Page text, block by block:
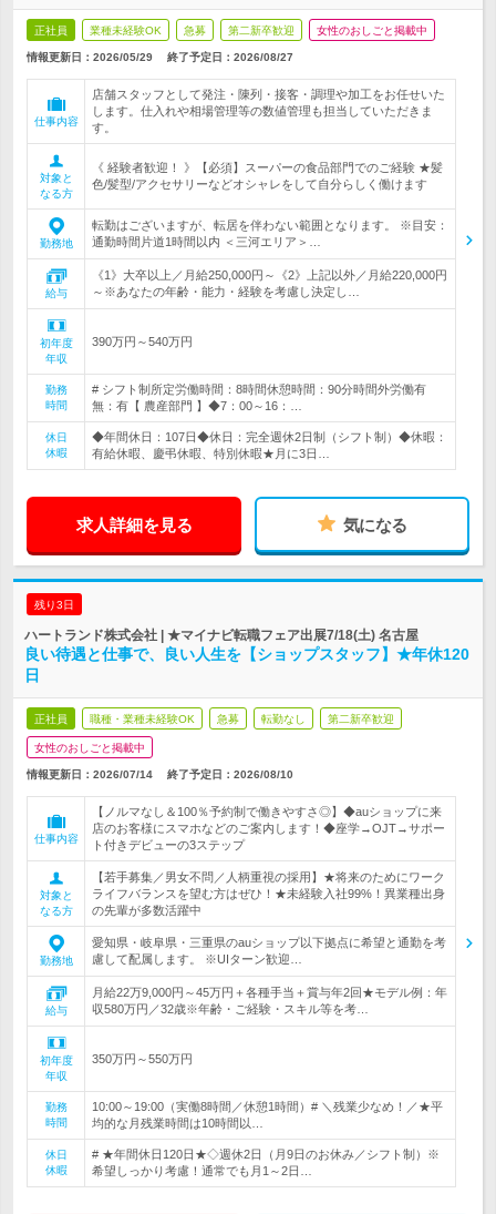
正社員 業種未経験OK 急募 第二新卒歓迎 女性のおしごと掲載中
情報更新日：2026/05/29 終了予定日： 2026/08/27
仕事内容
店舗スタッフとして発注・陳列・接客・調理や加工をお任せいた
します。仕入れや相場管理等の数値管理も担当していただきま
す。
対象と
なる方
《 経験者歓迎！ 》【必須】スーパーの食品部門でのご経験 ★髪
色/髪型/アクセサリーなどオシャレをして自分らしく働けます
勤務地
転勤はございますが、転居を伴わない範囲となります。 ※目安：
通勤時間片道1時間以内 ＜三河エリア＞…
給与
《1》大卒以上／月給250,000円～《2》上記以外／月給220,000円
～※あなたの年齢・能力・経験を考慮し決定し…
初年度
年収
390万円～540万円
勤務
時間
# シフト制所定労働時間：8時間休憩時間：90分時間外労働有
無：有【 農産部門 】◆7：00～16：…
休日
休暇
◆年間休日：107日◆休日：完全週休2日制（シフト制）◆休暇：
有給休暇、慶弔休暇、特別休暇★月に3日…
求人詳細を見る 気になる
残り3日
ハートランド株式会社 | ★マイナビ転職フェア出展7/18(土) 名古屋
良い待遇と仕事で、良い人生を【ショップスタッフ】★年休120
日
正社員 職種・業種未経験OK 急募 転勤なし 第二新卒歓迎
女性のおしごと掲載中
情報更新日：2026/07/14 終了予定日： 2026/08/10
仕事内容
【ノルマなし＆100％予約制で働きやすさ◎】◆auショップに来
店のお客様にスマホなどのご案内します！◆座学→OJT→サポー
ト付きデビューの3ステップ
対象と
なる方
【若手募集／男女不問／人柄重視の採用】★将来のためにワーク
ライフバランスを望む方はぜひ！★未経験入社99%！異業種出身
の先輩が多数活躍中
勤務地
愛知県・岐阜県・三重県のauショップ以下拠点に希望と通勤を考
慮して配属します。 ※UIターン歓迎…
給与
月給22万9,000円～45万円＋各種手当＋賞与年2回★モデル例：年
収580万円／32歳※年齢・ご経験・スキル等を考…
初年度
年収
350万円～550万円
勤務
時間
10:00～19:00（実働8時間／休憩1時間）# ＼残業少なめ！／★平
均的な月残業時間は10時間以…
休日
休暇
# ★年間休日120日★◇週休2日（月9日のお休み／シフト制）※
希望しっかり考慮！通常でも月1～2日…